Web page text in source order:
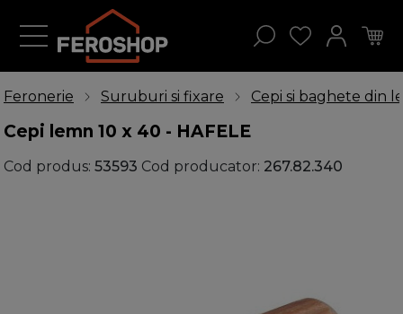
Feronerie Suruburi si fixare Cepi si baghete din
Cepi lemn 10 x 40 - HAFELE
Cod produs: 53593 Cod producator: 267.82.340